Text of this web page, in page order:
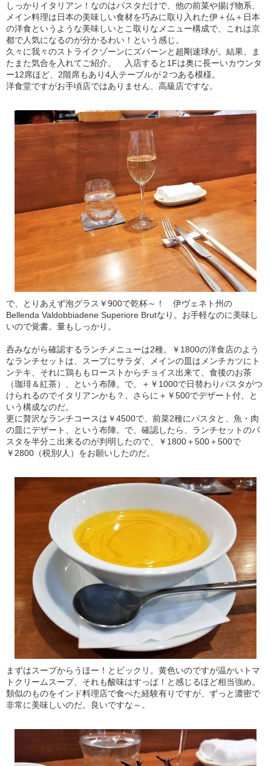
しっかりイタリアン！なのはパスタだけで、他の前菜や揚げ物系、
メイン料理は日本の美味しい食材を巧みに取り入れた伊＋仏＋日本
の洋食というような美味しいとこ取りなメニュー構成で、これは京
都で人気になるのが分かるわい！という感じ。
久々に我々のストライクゾーンにズバーンと超剛速球が。結果、ま
たまた気合を入れてご紹介。 入店すると1Fは奥に長ーいカウンタ
ー12席ほど、2階席もあり4人テーブルが２つある模様。
洋食堂ですがお手頃店ではありません、高級店ですな。
で、とりあえず泡グラス￥900で乾杯～！ 伊ヴェネト州の
Bellenda Valdobbiadene Superiore Brutなり。お手軽なのに美味し
いので覚書。量もしっかり。
呑みながら確認するランチメニューは2種。￥1800の洋食店のよう
なランチセットは、スープにサラダ、メインの皿はメンチカツにト
ンテキ、それに鶏ももローストからチョイス出来て、食後のお茶
（珈琲＆紅茶）、という布陣。で、＋￥1000で日替わりパスタがつ
けられるのでイタリアンかも？、さらに＋￥500でデザート付、と
いう構成なのだ。
更に贅沢なランチコースは￥4500で、前菜2種にパスタと、魚・肉
の皿にデザート、という布陣。で、確認したら、ランチセットのパ
スタを半分こ出来るのが判明したので、￥1800＋500＋500で
￥2800（税別/人）をお願いしたのだ。
まずはスープからうほー！とビックリ。黄色いのですが温かいトマ
トクリームスープ、それも酸味はすっぱ！と感じるほど相当強め。
類似のものをインド料理店で食べた経験有りですが、ずっと濃密で
非常に美味しいのだ。良いですな～。